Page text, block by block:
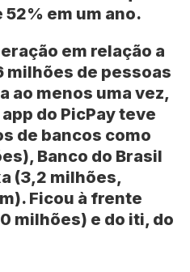
em um ano.
em relação a
milhões de pessoas
ao menos uma vez,
do PicPay teve
de bancos como
Banco do Brasil
(3,2 milhões,
Ficou à frente
milhões) e do iti, do